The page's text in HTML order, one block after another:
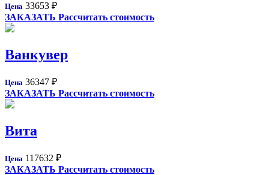
Цена 33653 ₽
ЗАКАЗАТЬ Рассчитать стоимость
Ванкувер
Цена 36347 ₽
ЗАКАЗАТЬ Рассчитать стоимость
Вита
Цена 117632 ₽
ЗАКАЗАТЬ Рассчитать стоимость